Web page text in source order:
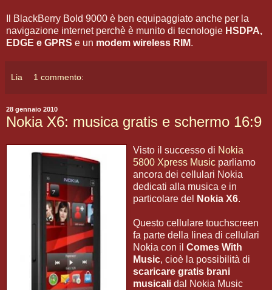
Il BlackBerry Bold 9000 è ben equipaggiato anche per la
navigazione internet perchè è munito di tecnologie HSDPA,
EDGE e GPRS e un modem wireless RIM.
Lia 1 commento:
28 gennaio 2010
Nokia X6: musica gratis e schermo 16:9
Visto il successo di Nokia
5800 Xpress Music parliamo
ancora dei cellulari Nokia
dedicati alla musica e in
particolare del
Nokia X6.
Questo cellulare touchscreen
fa parte della linea di cellulari
Nokia con il Comes With
Music, cioè la possibilità di
scaricare gratis brani
musicali dal Nokia Music